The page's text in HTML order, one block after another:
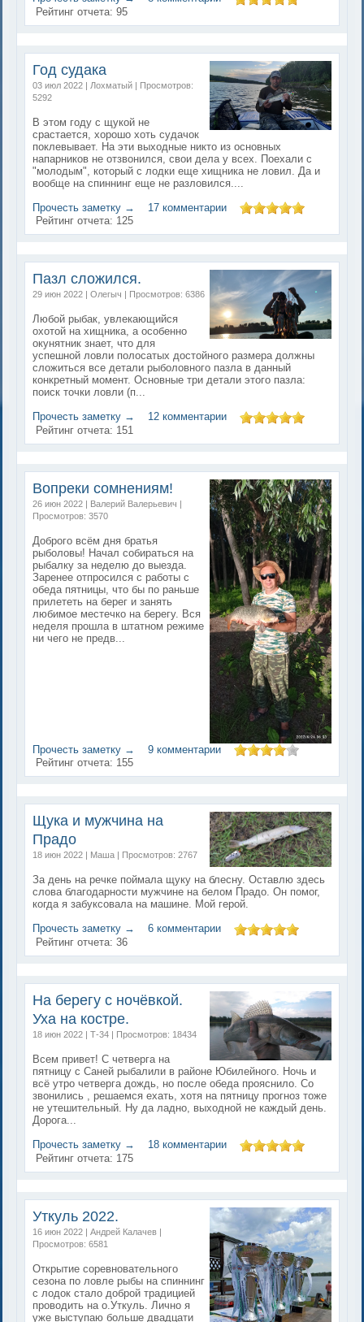
Рейтинг отчета:95
Год судака
03 июл 2022 | Лохматый | Просмотров:
5292
В этом году с щукой не
срастается, хорошо хоть судачок
поклевывает. На эти выходные никто из основных
напарников не отзвонился, свои дела у всех. Поехали с
"молодым", который с лодки еще хищника не ловил. Да и
вообще на спиннинг еще не разловился....
Прочесть заметку →
17 комментарии
Рейтинг отчета: 125
Пазл сложился.
29 июн 2022 | Олегыч | Просмотров: 6386
Любой рыбак, увлекающийся
охотой на хищника, а особенно
окунятник знает, что для
успешной ловли полосатых достойного размера должны
сложиться все детали рыболовного пазла в данный
конкретный момент. Основные три детали этого пазла:
поиск точки ловли (п...
Прочесть заметку →
12 комментарии
Рейтинг отчета: 151
Вопреки сомнениям!
26 июн 2022 | Валерий Валерьевич |
Просмотров: 3570
Доброго всём дня братья
рыболовы! Начал собираться на
рыбалку за неделю до выезда.
Заренее отпросился с работы с
обеда пятницы, что бы по раньше
прилететь на берег и занять
любимое местечко на берегу. Вся
неделя прошла в штатном режиме
ни чего не предв...
Прочесть заметку →
9 комментарии
Рейтинг отчета: 155
Щука и мужчина на
Прадо
18 июн 2022 | Маша | Просмотров: 2767
За день на речке поймала щуку на блесну. Оставлю здесь
слова благодарности мужчине на белом Прадо. Он помог,
когда я забуксовала на машине. Мой герой.
Прочесть заметку →
6 комментарии
Рейтинг отчета:36
На берегу с ночёвкой.
Уха на костре.
18 июн 2022 | Т-34 | Просмотров: 18434
Всем привет! С четверга на
пятницу с Саней рыбалили в районе Юбилейного. Ночь и
всё утро четверга дождь, но после обеда прояснило. Со
звонились , решаемся ехать, хотя на пятницу прогноз тоже
не утешительный. Ну да ладно, выходной не каждый день.
Дорога...
Прочесть заметку →
18 комментарии
Рейтинг отчета: 175
Уткуль 2022.
16 июн 2022 | Андрей Калачев |
Просмотров: 6581
Открытие соревновательного
сезона по ловле рыбы на спиннинг
с лодок стало доброй традицией
проводить на о.Уткуль. Лично я
уже выступаю больше двадцати